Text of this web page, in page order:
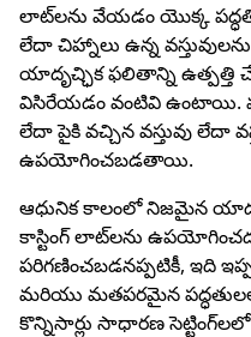
లాట్‌లను వేయడం యొక్క
లేదా చిహ్నాలు ఉన్న
యాదృచ్ఛిక ఫలితాన్ని
విసిరేయడం వంటివి ఉంటాయి.
లేదా పైకి వచ్చిన వస్తువు లేదా
ఉపయోగించబడతాయి.
ఆధునిక కాలంలో నిజమైన
కాస్టింగ్ లాట్‌లను
పరిగణించబడనప్పటికీ, ఇది
మరియు మతపరమైన
కొన్నిసార్లు సాధారణ